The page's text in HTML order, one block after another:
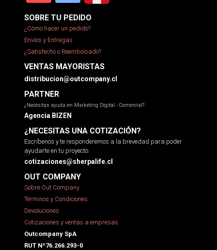
SOBRE TU PEDIDO
¿Cómo hacer un pedido?
Envíos y Entregas
¿Satisfecho o Reembolsado?
VENTAS MAYORISTAS
distribucion@outcompany.cl
PARTNER
¿Necesitas ayuda en Marketing Digital - Comercial?
Agencia BIZEN
¿NECESITAS UNA COTIZACIÓN?
Escríbenos y te responderemos a la brevedad para poder
ayudarte en tu proyecto.
cotizaciones@sherpalife.cl
OUT COMPANY
Sobre Out Company
Términos y Condiciones
Devoluciones
Cotizaciones y ventas a empresas
Outcompany SpA
RUT Nº76.266.293-0